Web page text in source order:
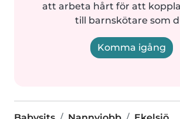
att arbeta hårt för att
till barnskötare som
Komma igång